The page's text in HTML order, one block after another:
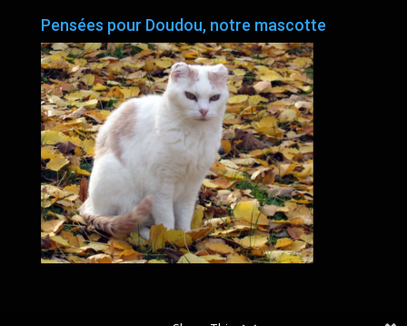
Pensées pour Doudou, notre mascotte